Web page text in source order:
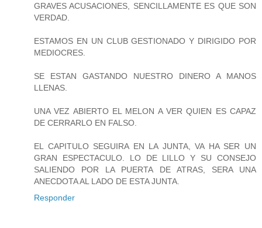
GRAVES ACUSACIONES, SENCILLAMENTE ES QUE SON
VERDAD.
ESTAMOS EN UN CLUB GESTIONADO Y DIRIGIDO POR
MEDIOCRES.
SE ESTAN GASTANDO NUESTRO DINERO A MANOS
LLENAS.
UNA VEZ ABIERTO EL MELON A VER QUIEN ES CAPAZ
DE CERRARLO EN FALSO.
EL CAPITULO SEGUIRA EN LA JUNTA, VA HA SER UN
GRAN ESPECTACULO. LO DE LILLO Y SU CONSEJO
SALIENDO POR LA PUERTA DE ATRAS, SERA UNA
ANECDOTA AL LADO DE ESTA JUNTA.
Responder